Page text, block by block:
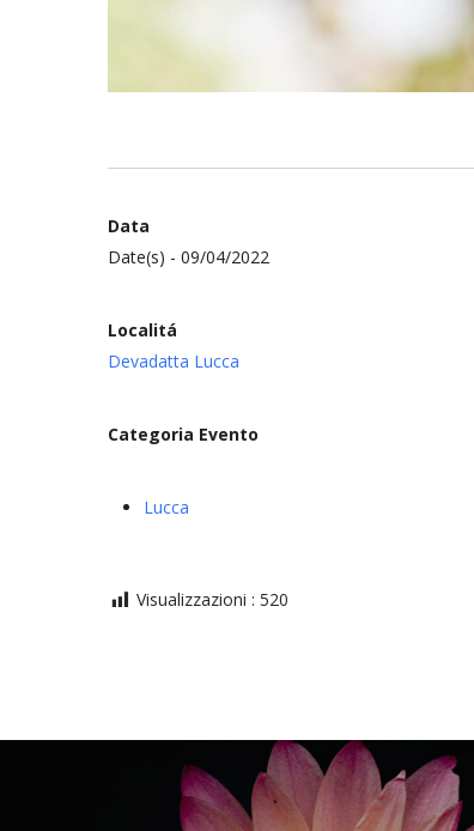
Data
Date(s) - 09/04/2022
Localitá
Devadatta Lucca
Categoria Evento
Lucca
Visualizzazioni : 520